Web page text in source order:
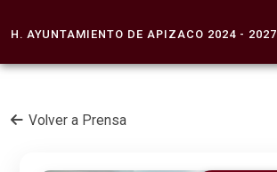
H. AYUNTAMIENTO DE APIZACO 2024 - 2027
Volver a Prensa